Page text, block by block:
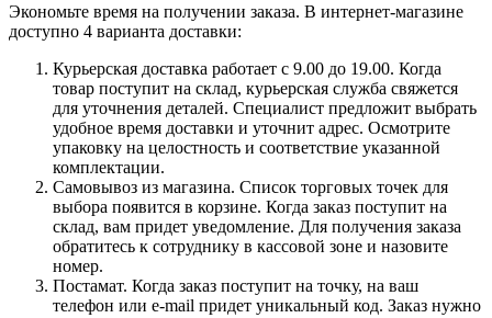
Экономьте время на получении заказа. В интернет-магазине
доступно 4 варианта доставки:
Курьерская доставка работает с 9.00 до 19.00. Когда
товар поступит на склад, курьерская служба свяжется
для уточнения деталей. Специалист предложит выбрать
удобное время доставки и уточнит адрес. Осмотрите
упаковку на целостность и соответствие указанной
комплектации.
Самовывоз из магазина. Список торговых точек для
выбора появится в корзине. Когда заказ поступит на
склад, вам придет уведомление. Для получения заказа
обратитесь к сотруднику в кассовой зоне и назовите
номер.
Постамат. Когда заказ поступит на точку, на ваш
телефон или e-mail придет уникальный код. Заказ нужно